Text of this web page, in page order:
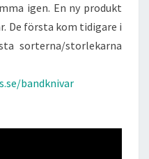
igen. En ny produkt
De första kom tidigare i
sorterna/storlekarna
bandknivar